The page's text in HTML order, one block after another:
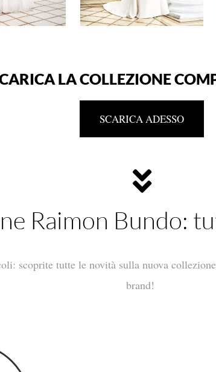
LA COLLEZIONE
SCARICA ADESSO
Raimon Bundo:
scoprite tutte le novità sulla nuova
brand!